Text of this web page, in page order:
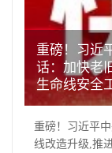
重磅！习近
话：加快老
生命线安全
重磅！习近平
线改造升级,推